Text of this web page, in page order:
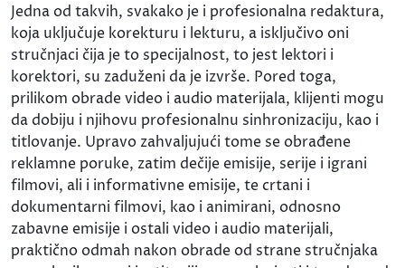
Jedna od takvih, svakako je i profesionalna redaktura,
koja uključuje korekturu i lekturu, a isključivo oni
stručnjaci čija je to specijalnost, to jest lektori i
korektori, su zaduženi da je izvrše. Pored toga,
prilikom obrade video i audio materijala, klijenti mogu
da dobiju i njihovu profesionalnu sinhronizaciju, kao i
titlovanje. Upravo zahvaljujući tome se obrađene
reklamne poruke, zatim dečije emisije, serije i igrani
filmovi, ali i informativne emisije, te crtani i
dokumentarni filmovi, kao i animirani, odnosno
zabavne emisije i ostali video i audio materijali,
praktično odmah nakon obrade od strane stručnjaka